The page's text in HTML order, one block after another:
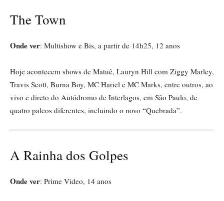
The Town
Onde ver: Multishow e Bis, a partir de 14h25, 12 anos
Hoje acontecem shows de Matuê, Lauryn Hill com Ziggy Marley,
Travis Scott, Burna Boy, MC Hariel e MC Marks, entre outros, ao
vivo e direto do Autódromo de Interlagos, em São Paulo, de
quatro palcos diferentes, incluindo o novo “Quebrada”.
A Rainha dos Golpes
Onde ver: Prime Video, 14 anos